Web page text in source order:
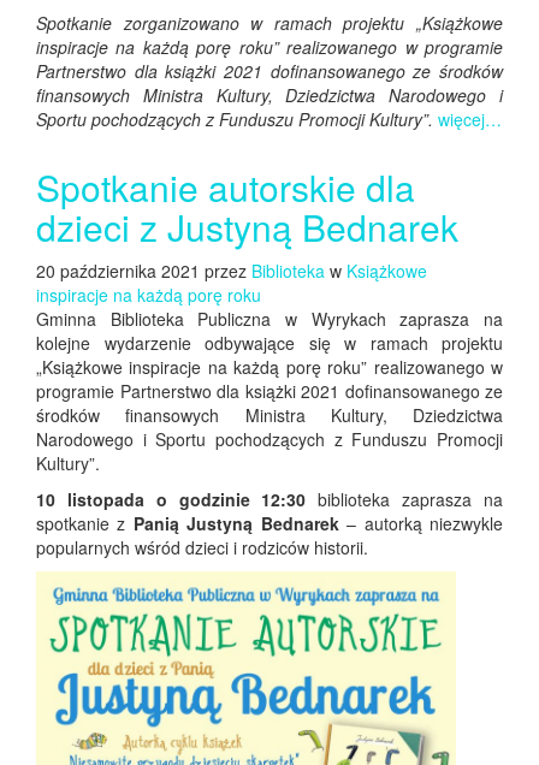
Spotkanie zorganizowano w ramach projektu „Książkowe
inspiracje na każdą porę roku” realizowanego w programie
Partnerstwo dla książki 2021 dofinansowanego ze środków
finansowych Ministra Kultury, Dziedzictwa Narodowego i
Sportu pochodzących z Funduszu Promocji Kultury”. więcej…
Spotkanie autorskie dla
dzieci z Justyną Bednarek
20 października 2021 przez Biblioteka w Książkowe
inspiracje na każdą porę roku
Gminna Biblioteka Publiczna w Wyrykach zaprasza na
kolejne wydarzenie odbywające się w ramach projektu
„Książkowe inspiracje na każdą porę roku” realizowanego w
programie Partnerstwo dla książki 2021 dofinansowanego ze
środków finansowych Ministra Kultury, Dziedzictwa
Narodowego i Sportu pochodzących z Funduszu Promocji
Kultury”.
10 listopada o godzinie 12:30 biblioteka zaprasza na
spotkanie z Panią Justyną Bednarek– autorką niezwykle
popularnych wśród dzieci i rodziców historii.